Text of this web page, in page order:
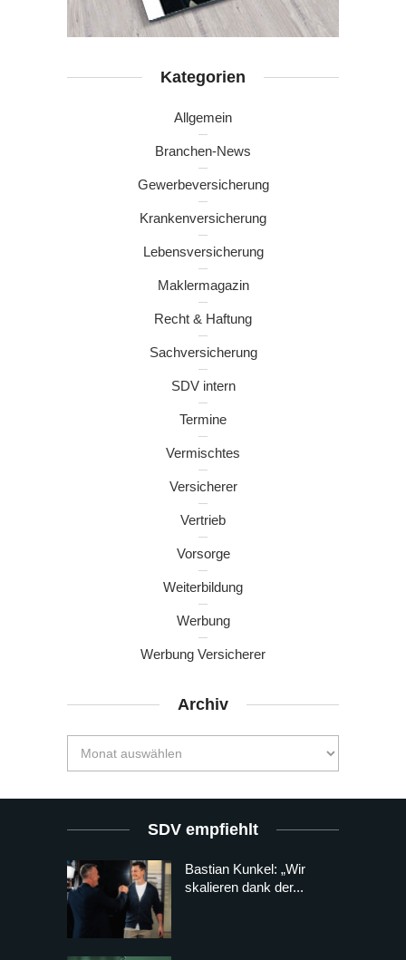
Kategorien
Allgemein
Branchen-News
Gewerbeversicherung
Krankenversicherung
Lebensversicherung
Maklermagazin
Recht & Haftung
Sachversicherung
SDV intern
Termine
Vermischtes
Versicherer
Vertrieb
Vorsorge
Weiterbildung
Werbung
Werbung Versicherer
Archiv
SDV empfiehlt
Bastian Kunkel: „Wir
skalieren dank der...